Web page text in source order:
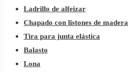
Ladrillo de alfeizar
Chapado con listones de madera
Tira para junta elástica
Balasto
Lona